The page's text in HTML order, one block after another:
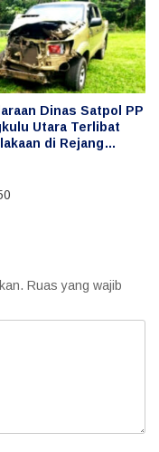
Dinas Satpol PP
Utara Terlibat
di Rejang
Ruas yang wajib